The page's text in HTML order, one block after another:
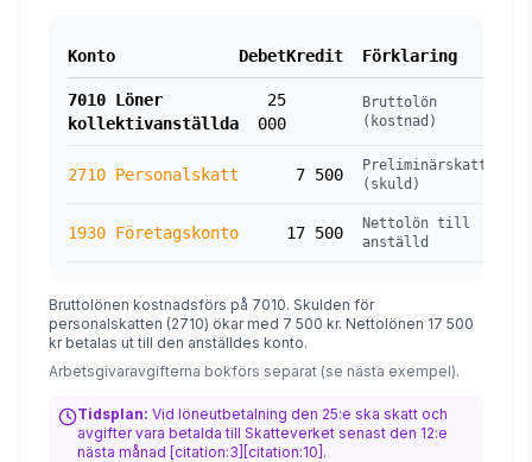
Konto DebetKredit Förklaring
7010 Löner
kollektivanställda
25
000
Bruttolön
(kostnad)
2710 Personalskatt 7 500
Preliminärskatt
(skuld)
1930 Företagskonto 17 500
Nettolön till
anställd
Bruttolönen kostnadsförs på 7010. Skulden för
personalskatten (2710) ökar med 7 500 kr. Nettolönen 17 500
kr betalas ut till den anställdes konto.
Arbetsgivaravgifterna bokförs separat (se nästa exempel).
Tidsplan: Vid löneutbetalning den 25:e ska skatt och
avgifter vara betalda till Skatteverket senast den 12:e
nästa månad [citation:3][citation:10].